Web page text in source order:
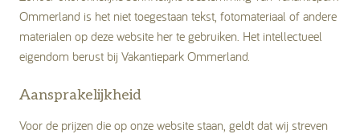
Ommerland is het niet toegestaan tekst, fotomateriaal of andere
materialen op deze website her te gebruiken. Het intellectueel
eigendom berust bij Vakantiepark Ommerland.
Aansprakelijkheid
Voor de prijzen die op onze website staan, geldt dat wij streven